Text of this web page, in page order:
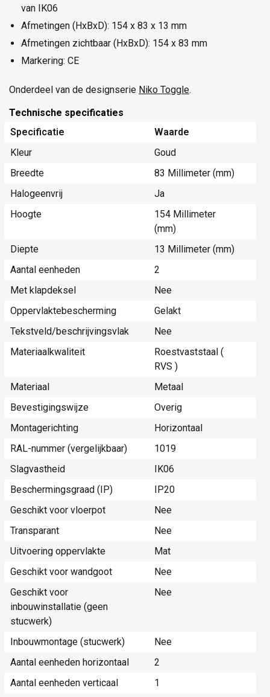
van IK06
Afmetingen (HxBxD): 154 x 83 x 13 mm
Afmetingen zichtbaar (HxBxD): 154 x 83 mm
Markering: CE
Onderdeel van de designserie Niko Toggle.
Technische specificaties
Specificatie
Waarde
Kleur
Goud
Breedte
83 Millimeter (mm)
Halogeenvrij
Ja
Hoogte
154 Millimeter
(mm)
Diepte
13 Millimeter (mm)
Aantal eenheden
2
Met klapdeksel
Nee
Oppervlaktebescherming
Gelakt
Tekstveld/beschrijvingsvlak
Nee
Materiaalkwaliteit
Roestvaststaal (
RVS )
Materiaal
Metaal
Bevestigingswijze
Overig
Montagerichting
Horizontaal
RAL-nummer (vergelijkbaar)
1019
Slagvastheid
IK06
Beschermingsgraad (IP)
IP20
Geschikt voor vloerpot
Nee
Transparant
Nee
Uitvoering oppervlakte
Mat
Geschikt voor wandgoot
Nee
Geschikt voor
inbouwinstallatie (geen
stucwerk)
Nee
Inbouwmontage (stucwerk)
Nee
Aantal eenheden horizontaal
2
Aantal eenheden verticaal
1